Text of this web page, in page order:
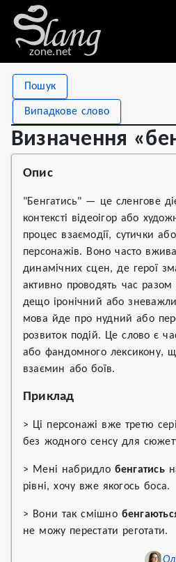
zone.net
Пошук
Випадкове слово
Визначення
Визначення «бенгатись»
Stat
Views
Definitions 1
Опис
"Бенгатись" — це сленгове
контексті відеоігор або
процес взаємодії, сутички
персонажів. Воно часто
динамічних сцен, де герої
активно проводять час разом
дещо іронічний або
мова йде про нудний або
розвиток подій. Це слово є
або фандомного лексикону,
взаємин або боїв.
Приклад
> Ці персонажі вже третю
без жодного сенсу для
> Мені набридло бенгатись
рівні, хочу вже якогось боса.
> Вони так смішно
не можу перестати реготати.